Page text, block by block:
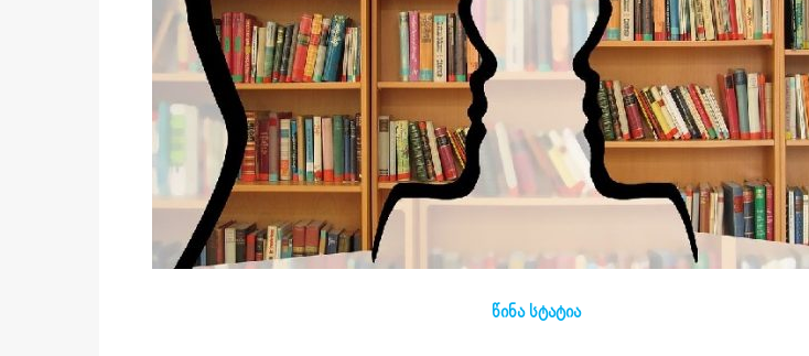
წინა სტატია